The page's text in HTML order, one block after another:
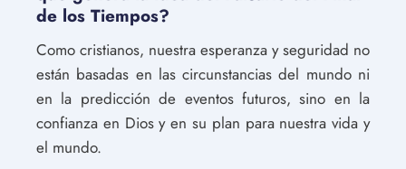
de los Tiempos?
Como cristianos, nuestra esperanza y seguridad no
están basadas en las circunstancias del mundo ni
en la predicción de eventos futuros, sino en la
confianza en Dios y en su plan para nuestra vida y
el mundo.